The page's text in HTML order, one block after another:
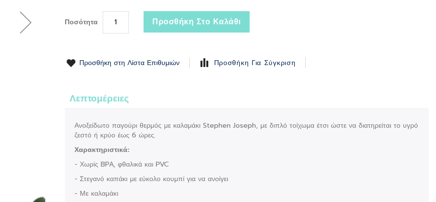
Ποσότητα Προσθήκη Στο Καλάθι
Προσθήκη στη Λίστα Επιθυμιών Προσθήκη Για Σύγκριση
Λεπτομέρειες
Ανοξείδωτο παγούρι θερμός με καλαμάκι Stephen Joseph, με διπλό τοίχωμα έτσι ώστε να διατηρείται το υγρό
ζεστό ή κρύο έως 6 ώρες.
Χαρακτηριστικά:
- Χωρίς BPA, φθαλικά και PVC
- Στεγανό καπάκι με εύκολο κουμπί για να ανοίγει
- Με καλαμάκι